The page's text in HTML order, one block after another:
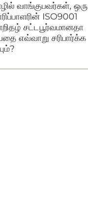
வாங்குபவர்கள், ஒரு
ISO9001
சட்டபூர்வமானதா
எவ்வாறு சரிபார்க்க